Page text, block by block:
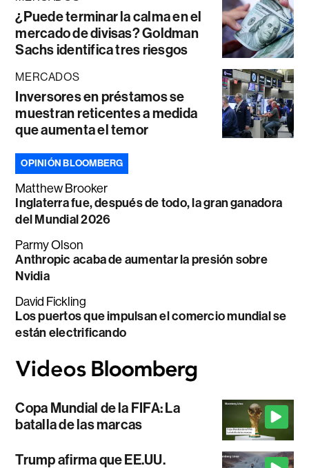
¿Puede terminar la calma en el
mercado de divisas? Goldman
Sachs identifica tres riesgos
MERCADOS
Inversores en préstamos se
muestran reticentes a medida
que aumenta el temor
OPINIÓN BLOOMBERG
Matthew Brooker
Inglaterra fue, después de todo, la gran ganadora
del Mundial 2026
Parmy Olson
Anthropic acaba de aumentar la presión sobre
Nvidia
David Fickling
Los puertos que impulsan el comercio mundial se
están electrificando
Copa Mundial de la FIFA: La
batalla de las marcas
Trump afirma que EE.UU.